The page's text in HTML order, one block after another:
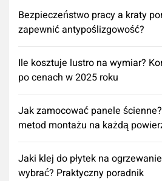
Bezpieczeństwo pracy a kraty
zapewnić antypoślizgowość?
Ile kosztuje lustro na wymiar?
po cenach w 2025 roku
Jak zamocować panele
metod montażu na każdą
Jaki klej do płytek na
wybrać? Praktyczny poradnik